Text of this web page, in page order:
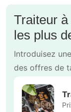
Traiteur
les plus
Introduisez
des offres de